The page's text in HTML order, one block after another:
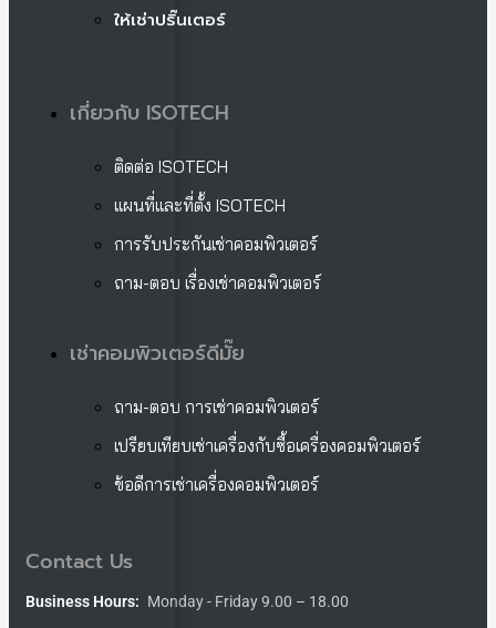
ให้เช่าปริ๊นเตอร์
เกี่ยวกับ ISOTECH
ติดต่อ ISOTECH
แผนที่และที่ตั้ง ISOTECH
การรับประกันเช่าคอมพิวเตอร์
ถาม-ตอบ เรื่องเช่าคอมพิวเตอร์
เช่าคอมพิวเตอร์ดีมั๊ย
ถาม-ตอบ การเช่าคอมพิวเตอร์
เปรียบเทียบเช่าเครื่องกับซื้อเครื่องคอมพิวเตอร์
ข้อดีการเช่าเครื่องคอมพิวเตอร์
Contact Us
Business Hours: Monday - Friday 9.00 – 18.00